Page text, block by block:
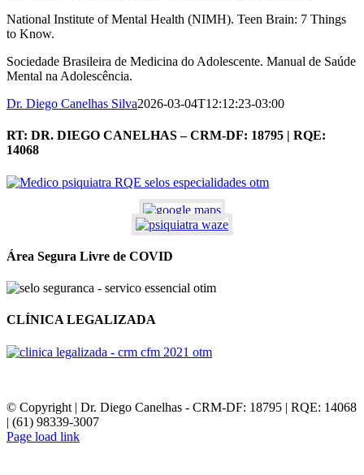
National Institute of Mental Health (NIMH). Teen Brain: 7 Things
to Know.
Sociedade Brasileira de Medicina do Adolescente. Manual de Saúde
Mental na Adolescência.
Dr. Diego Canelhas Silva2026-03-04T12:12:23-03:00
RT: DR. DIEGO CANELHAS – CRM-DF: 18795 | RQE:
14068
Área Segura Livre de COVID
CLÍNICA LEGALIZADA
© Copyright | Dr. Diego Canelhas - CRM-DF: 18795 | RQE: 14068
| (61) 98339-3007
Page load link